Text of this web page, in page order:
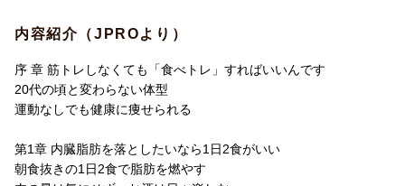
☆脂質は摂っても太らない
☆1日3食は正しくない
☆果物・野菜ジュースはキケン
◎ぽっこりお腹がみるみる凹み、スリムな体型と健康を一生キー
私は医師の江部康二と申します。1950年生まれです。
身長167cm・体重57kgは、20代の頃とほぼ変わりありません。
内容紹介（JPROより）
序 章 筋トレしなくても「食べトレ」すればいいんです
20代の頃と変わらない体型
運動なしでも健康に痩せられる
第1章 内臓脂肪を落としたいなら1日2食がいい
朝食抜きの1日2食で脂肪を燃やす